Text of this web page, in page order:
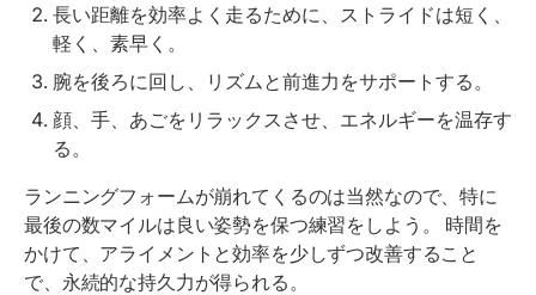
長い距離を効率よく走るために、ストライドは短く、
軽く、素早く。
腕を後ろに回し、リズムと前進力をサポートする。
顔、手、あごをリラックスさせ、エネルギーを温存す
る。
ランニングフォームが崩れてくるのは当然なので、特に
最後の数マイルは良い姿勢を保つ練習をしよう。 時間を
かけて、アライメントと効率を少しずつ改善すること
で、永続的な持久力が得られる。